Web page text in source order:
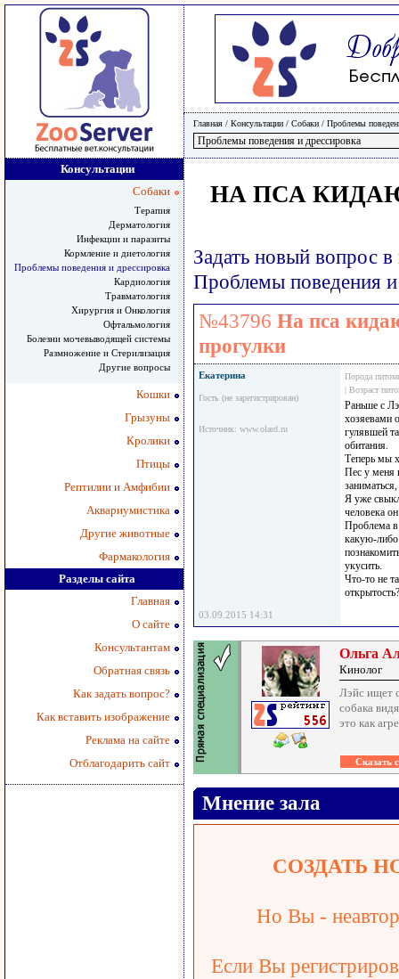
Главная / Консультации / Собаки / Проблемы
Консультации
Собаки
Терапия
Дерматология
Инфекции и паразиты
Кормление и диетология
Проблемы поведения и дрессировка
Кардиология
Травматология
Хирургия и Онкология
Офтальмология
Болезни мочевыводящей системы
Размножение и Стерилизация
Другие вопросы
Кошки
Грызуны
Кролики
Птицы
Рептилии и Амфибии
Аквариумистика
Другие животные
Фармакология
Разделы сайта
Главная
О сайте
Консультантам
Обратная связь
Как задать вопрос?
Как вставить изображение
Реклама на сайте
Отблагодарить сайт
НА ПСА
Задать новый вопрос
Проблемы поведения и
№43796 На пса
прогулки
Екатерина
Гость (не зарегистрирован)
Источник: www.olard.ru
Порода
| Возраст
Раньше с
хозяевами
гулявшей
обитания.
Теперь мы
Пес у меня
Я уже
человека
Проблема в
какую-либо
укусить.
Что-то не
открытость?
03.09.2015 14:31
Ольга
Кинолог
Лэйс ищет
собака
это как
Мнение зала
СОЗДАТЬ
Но Вы -
Если Вы